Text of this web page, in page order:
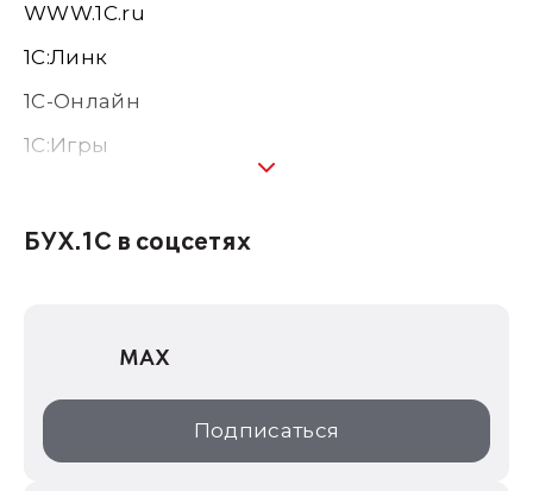
WWW.1С.ru
1С:Линк
1С-Онлайн
1C:Игры
1С:Консалтинг
1С:Дистрибьюция
1С:Образование
ИТС.1C.ru
БУХ.1С в соцсетях
MAX
Подписаться